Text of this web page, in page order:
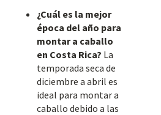
¿Cuál es la mejor
época del año para
montar a caballo
en Costa Rica? La
temporada seca de
diciembre a abril es
ideal para montar a
caballo debido a las